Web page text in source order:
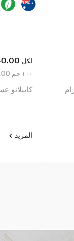
لكل
10.00 ١٠٠ جم
كابيلانو عسل
المزيد